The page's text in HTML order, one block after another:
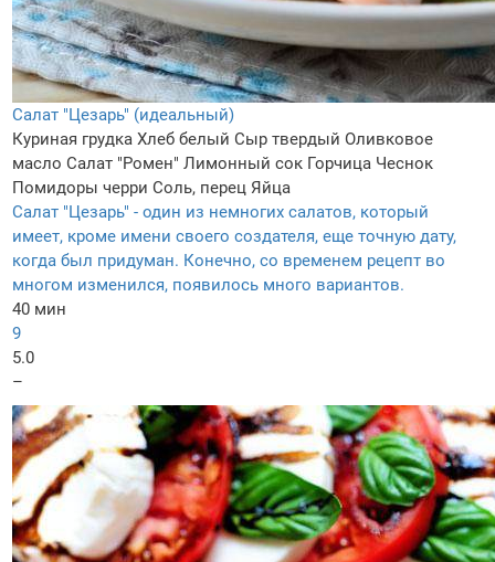
Салат "Цезарь" (идеальный)
Куриная грудка Хлеб белый Сыр твердый Оливковое
масло Салат "Ромен" Лимонный сок Горчица Чеснок
Помидоры черри Соль, перец Яйца
Салат "Цезарь" - один из немногих салатов, который
имеет, кроме имени своего создателя, еще точную дату,
когда был придуман. Конечно, со временем рецепт во
многом изменился, появилось много вариантов.
40 мин
9
5.0
–